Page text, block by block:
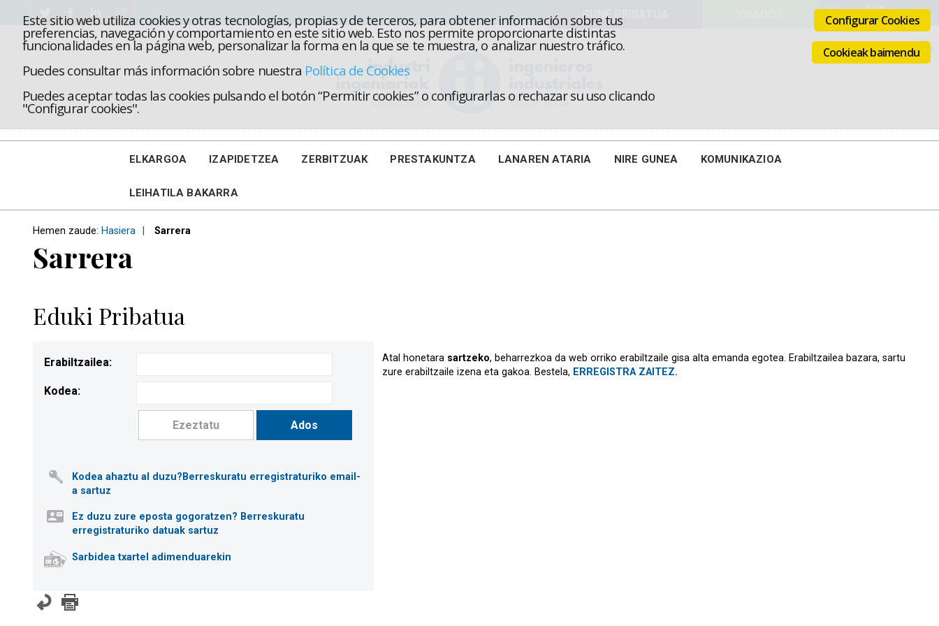
Este sitio web utiliza cookies y otras tecnologías, propias y de terceros, para obtener información sobre tus
preferencias, navegación y comportamiento en este sitio web. Esto nos permite proporcionarte distintas
funcionalidades en la página web, personalizar la forma en la que se te muestra, o analizar nuestro tráfico.
Puedes consultar más información sobre nuestra Política de Cookies
Puedes aceptar todas las cookies pulsando el botón “Permitir cookies” o configurarlas o rechazar su uso clicando
"Configurar cookies".
Configurar Cookies
Cookieak baimendu
ELKARGOA IZAPIDETZEA ZERBITZUAK PRESTAKUNTZA LANAREN ATARIA NIRE GUNEA KOMUNIKAZIOA
LEIHATILA BAKARRA
Hemen zaude: Hasiera Sarrera
Sarrera
Eduki Pribatua
Erabiltzailea:
Kodea:
Kodea ahaztu al duzu?Berreskuratu erregistraturiko email-
a sartuz
Ez duzu zure eposta gogoratzen? Berreskuratu
erregistraturiko datuak sartuz
Atal honetara sartzeko, beharrezkoa da web orriko erabiltzaile gisa alta emanda egotea. Erabiltzailea bazara, sartu
zure erabiltzaile izena eta gakoa. Bestela, ERREGISTRA ZAITEZ.